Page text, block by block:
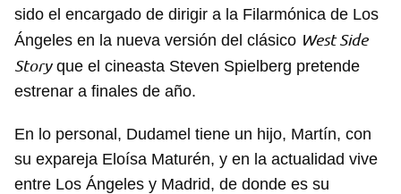
sido el encargado de dirigir a la Filarmónica de Los
Ángeles en la nueva versión del clásico West Side
Storyque el cineasta Steven Spielberg pretende
estrenar a finales de año.
En lo personal, Dudamel tiene un hijo, Martín, con
su expareja Eloísa Maturén, y en la actualidad vive
entre Los Ángeles y Madrid, de donde es su